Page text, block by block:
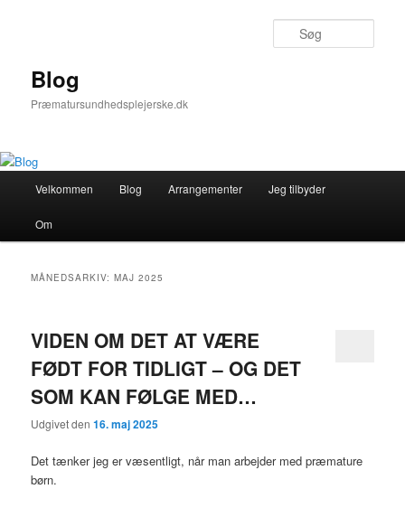
Blog
Præmatursundhedsplejerske.dk
Velkommen Blog Arrangementer Jeg tilbyder
Om
MÅNEDSARKIV:MAJ 2025
VIDEN OM DET AT VÆRE
FØDT FOR TIDLIGT – OG DET
SOM KAN FØLGE MED…
Udgivet den16. maj 2025
Det tænker jeg er væsentligt, når man arbejder med præmature
børn.